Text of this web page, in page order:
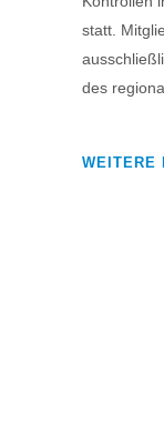
statt.
des
WEITERE